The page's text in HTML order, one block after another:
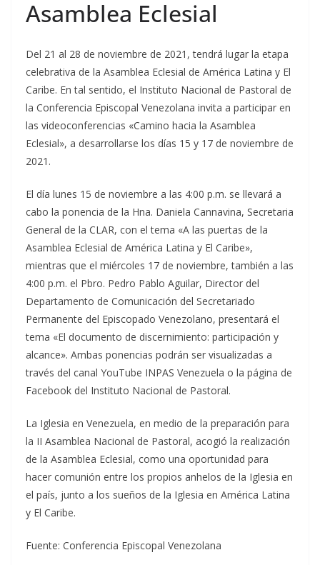
Asamblea Eclesial
Del 21 al 28 de noviembre de 2021, tendrá lugar la etapa
celebrativa de la Asamblea Eclesial de América Latina y El
Caribe. En tal sentido, el Instituto Nacional de Pastoral de
la Conferencia Episcopal Venezolana invita a participar en
las videoconferencias «Camino hacia la Asamblea
Eclesial», a desarrollarse los días 15 y 17 de noviembre de
2021.
El día lunes 15 de noviembre a las 4:00 p.m. se llevará a
cabo la ponencia de la Hna. Daniela Cannavina, Secretaria
General de la CLAR, con el tema «A las puertas de la
Asamblea Eclesial de América Latina y El Caribe»,
mientras que el miércoles 17 de noviembre, también a las
4:00 p.m. el Pbro. Pedro Pablo Aguilar, Director del
Departamento de Comunicación del Secretariado
Permanente del Episcopado Venezolano, presentará el
tema «El documento de discernimiento: participación y
alcance». Ambas ponencias podrán ser visualizadas a
través del canal YouTube INPAS Venezuela o la página de
Facebook del Instituto Nacional de Pastoral.
La Iglesia en Venezuela, en medio de la preparación para
la II Asamblea Nacional de Pastoral, acogió la realización
de la Asamblea Eclesial, como una oportunidad para
hacer comunión entre los propios anhelos de la Iglesia en
el país, junto a los sueños de la Iglesia en América Latina
y El Caribe.
Fuente: Conferencia Episcopal Venezolana